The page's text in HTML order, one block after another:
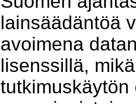
lainsäädäntöä
avoimena
lisenssillä,
tutkimuskäytön